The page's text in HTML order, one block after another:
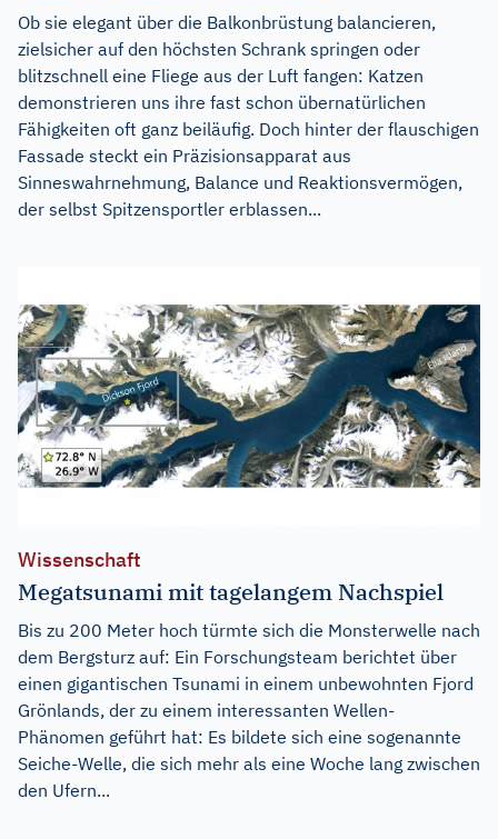
Ob sie elegant über die Balkonbrüstung balancieren,
zielsicher auf den höchsten Schrank springen oder
blitzschnell eine Fliege aus der Luft fangen: Katzen
demonstrieren uns ihre fast schon übernatürlichen
Fähigkeiten oft ganz beiläufig. Doch hinter der flauschigen
Fassade steckt ein Präzisionsapparat aus
Sinneswahrnehmung, Balance und Reaktionsvermögen,
der selbst Spitzensportler erblassen...
Wissenschaft
Megatsunami mit tagelangem Nachspiel
Bis zu 200 Meter hoch türmte sich die Monsterwelle nach
dem Bergsturz auf: Ein Forschungsteam berichtet über
einen gigantischen Tsunami in einem unbewohnten Fjord
Grönlands, der zu einem interessanten Wellen-
Phänomen geführt hat: Es bildete sich eine sogenannte
Seiche-Welle, die sich mehr als eine Woche lang zwischen
den Ufern...